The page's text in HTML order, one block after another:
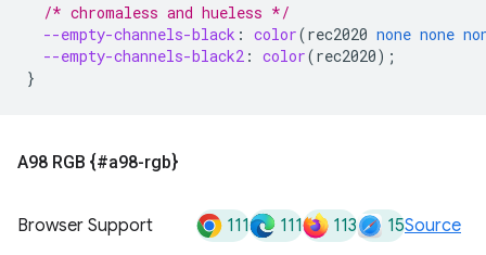
/* chromaless and hueless */
--empty-channels-black : color(rec2020 none none
--empty-channels-black2 : color(rec2020);
}
A98 RGB {#a98-rgb}
Browser Support 111 111 113 15Source